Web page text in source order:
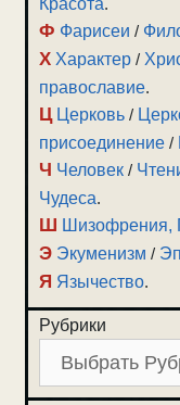
Красота.
Ф Фарисеи /
Х Характер /
православие.
Ц Церковь /
присоединение /
Ч Человек /
Чудеса.
Ш Шизофрения,
Э Экуменизм /
Я Язычество.
Рубрики